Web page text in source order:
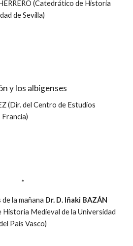
(Catedrático de Historia
de Sevilla)
y los albigenses
(Dir. del Centro de Estudios
*
la mañana Dr. D. Iñaki BAZÁN
Medieval de la Universidad
País Vasco)